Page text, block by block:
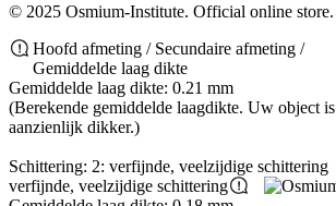
© 2025 Osmium-Institute. Official online store.
Hoofd afmeting / Secundaire afmeting /
Gemiddelde laag dikte
Gemiddelde laag dikte: 0.21 mm
(Berekende gemiddelde laagdikte. Uw object is
aanzienlijk dikker.)
Schittering: 2: verfijnde, veelzijdige schittering
verfijnde, veelzijdige schittering